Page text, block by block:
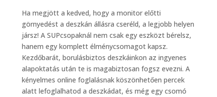
Ha megjött a kedved, hogy a monitor előtti
görnyedést a deszkán állásra cseréld, a legjobb helyen
jársz! A SUPcsopaknál nem csak egy eszközt bérelsz,
hanem egy komplett élménycsomagot kapsz.
Kezdőbarát, borulásbiztos deszkáinkon az ingyenes
alapoktatás után te is magabiztosan fogsz evezni. A
kényelmes online foglalásnak köszönhetően percek
alatt lefoglalhatod a deszkádat, és még egy csomó